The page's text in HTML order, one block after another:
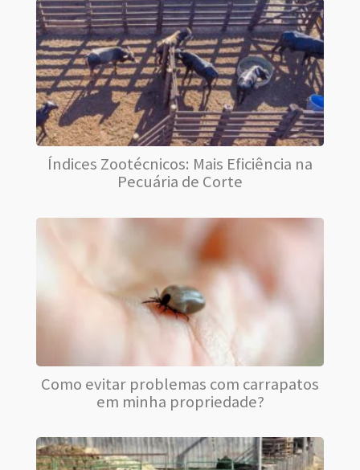
Índices Zootécnicos: Mais Eficiência na
Pecuária de Corte
Como evitar problemas com carrapatos
em minha propriedade?